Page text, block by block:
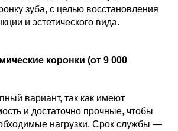
зуба, с целью восстановления
и эстетического вида.
коронки (от 9 000
вариант, так как имеют
и достаточно прочные, чтобы
нагрузки. Срок службы —